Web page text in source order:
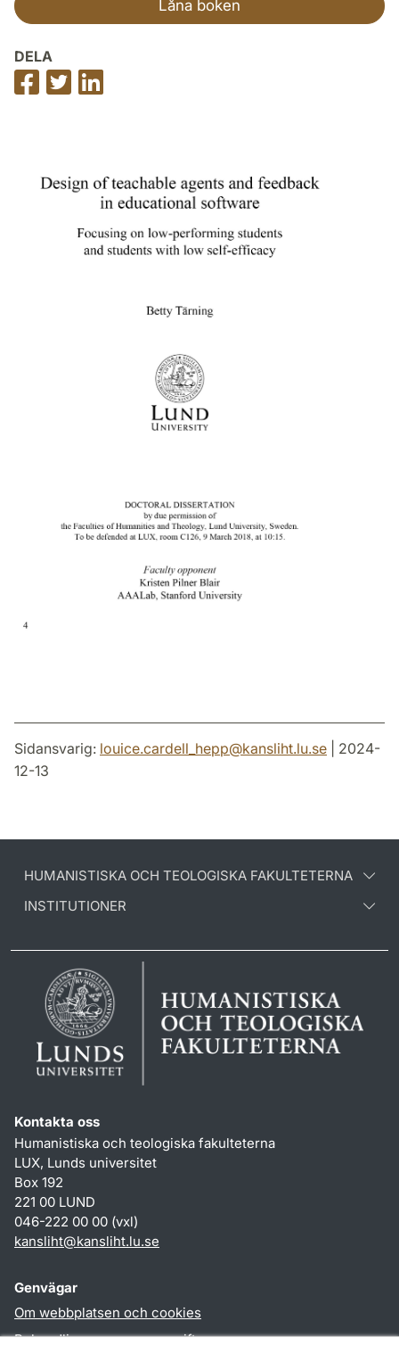
Låna boken
DELA
Dela
på
Dela
på
på
Sidansvarig: louice.cardell_hepp@kansliht.lu.se | 2024-
12-13
HUMANISTISKA OCH TEOLOGISKA FAKULTETERNA
INSTITUTIONER
Kontakta oss
Humanistiska och teologiska fakulteterna
LUX, Lunds universitet
Box 192
221 00 LUND
046-222 00 00 (vxl)
kansliht@kansliht.lu.se
Genvägar
Om webbplatsen och cookies
Behandling av personuppgifter